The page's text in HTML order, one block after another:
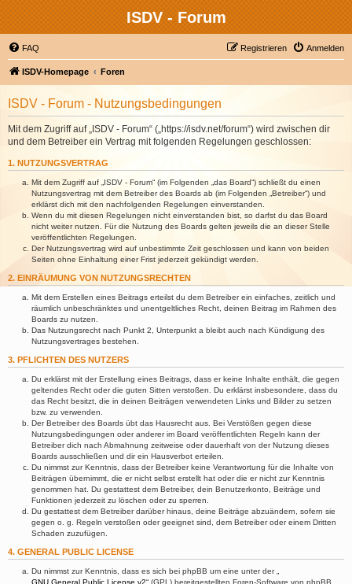
ISDV - Forum
FAQ Anmelden
Registrieren
ISDV-Homepage Foren
ISDV - Forum - Nutzungsbedingungen
Mit dem Zugriff auf „ISDV - Forum“ („https://isdv.net/forum“) wird zwischen dir
und dem Betreiber ein Vertrag mit folgenden Regelungen geschlossen:
1. NUTZUNGSVERTRAG
Mit dem Zugriff auf „ISDV - Forum“ (im Folgenden „das Board“) schließt du einen
Nutzungsvertrag mit dem Betreiber des Boards ab (im Folgenden „Betreiber“) und
erklärst dich mit den nachfolgenden Regelungen einverstanden.
Wenn du mit diesen Regelungen nicht einverstanden bist, so darfst du das Board
nicht weiter nutzen. Für die Nutzung des Boards gelten jeweils die an dieser Stelle
veröffentlichten Regelungen.
Der Nutzungsvertrag wird auf unbestimmte Zeit geschlossen und kann von beiden
Seiten ohne Einhaltung einer Frist jederzeit gekündigt werden.
2. EINRÄUMUNG VON NUTZUNGSRECHTEN
Mit dem Erstellen eines Beitrags erteilst du dem Betreiber ein einfaches, zeitlich und
räumlich unbeschränktes und unentgeltliches Recht, deinen Beitrag im Rahmen des
Boards zu nutzen.
Das Nutzungsrecht nach Punkt 2, Unterpunkt a bleibt auch nach Kündigung des
Nutzungsvertrages bestehen.
3. PFLICHTEN DES NUTZERS
Du erklärst mit der Erstellung eines Beitrags, dass er keine Inhalte enthält, die gegen
geltendes Recht oder die guten Sitten verstoßen. Du erklärst insbesondere, dass du
das Recht besitzt, die in deinen Beiträgen verwendeten Links und Bilder zu setzen
bzw. zu verwenden.
Der Betreiber des Boards übt das Hausrecht aus. Bei Verstößen gegen diese
Nutzungsbedingungen oder anderer im Board veröffentlichten Regeln kann der
Betreiber dich nach Abmahnung zeitweise oder dauerhaft von der Nutzung dieses
Boards ausschließen und dir ein Hausverbot erteilen.
Du nimmst zur Kenntnis, dass der Betreiber keine Verantwortung für die Inhalte von
Beiträgen übernimmt, die er nicht selbst erstellt hat oder die er nicht zur Kenntnis
genommen hat. Du gestattest dem Betreiber, dein Benutzerkonto, Beiträge und
Funktionen jederzeit zu löschen oder zu sperren.
Du gestattest dem Betreiber darüber hinaus, deine Beiträge abzuändern, sofern sie
gegen o. g. Regeln verstoßen oder geeignet sind, dem Betreiber oder einem Dritten
Schaden zuzufügen.
4. GENERAL PUBLIC LICENSE
Du nimmst zur Kenntnis, dass es sich bei phpBB um eine unter der „
GNU General Public License v2“ (GPL) bereitgestellten Foren-Software von phpBB